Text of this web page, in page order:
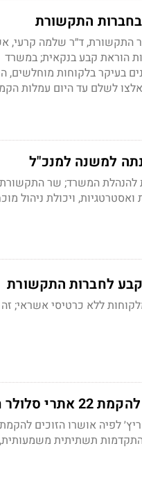
התקשורת
שר התקשורת, ד״ר שלמה קרעי,
הוראת קבע בנקאית; במשרד
בעיקר בלקוחות מוחלשים,
לשלם עד היום עמלות
למשנה למנכ"ל
להנהלת המשרד; שר
ויכולת ניהול
לחברות התקשורת
ללא כרטיסי אשראי;
חדשים
מדובר בהתקדמות תשתיתית